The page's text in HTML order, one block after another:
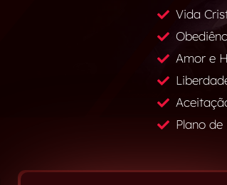
Vida
Amor e
Plano